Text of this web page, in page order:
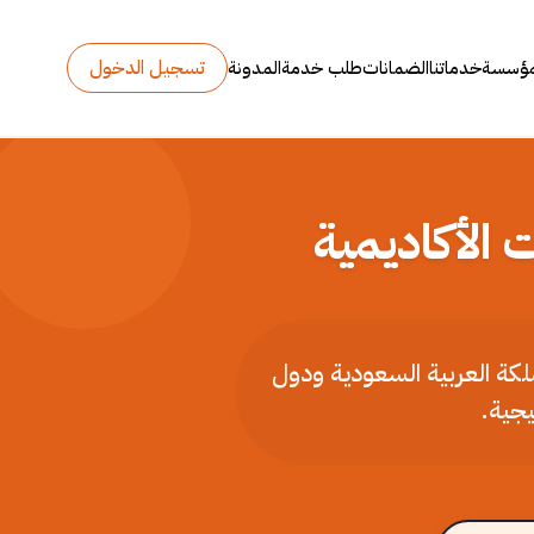
خدماتناالضماناتطلب خدمةالمدونة تسجيل الدخول
العربية السعودية ودول